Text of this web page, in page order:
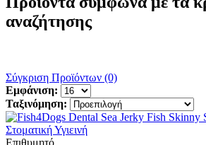
αναζήτησης
Σύγκριση Προϊόντων (0)
Εμφάνιση:
Ταξινόμηση: